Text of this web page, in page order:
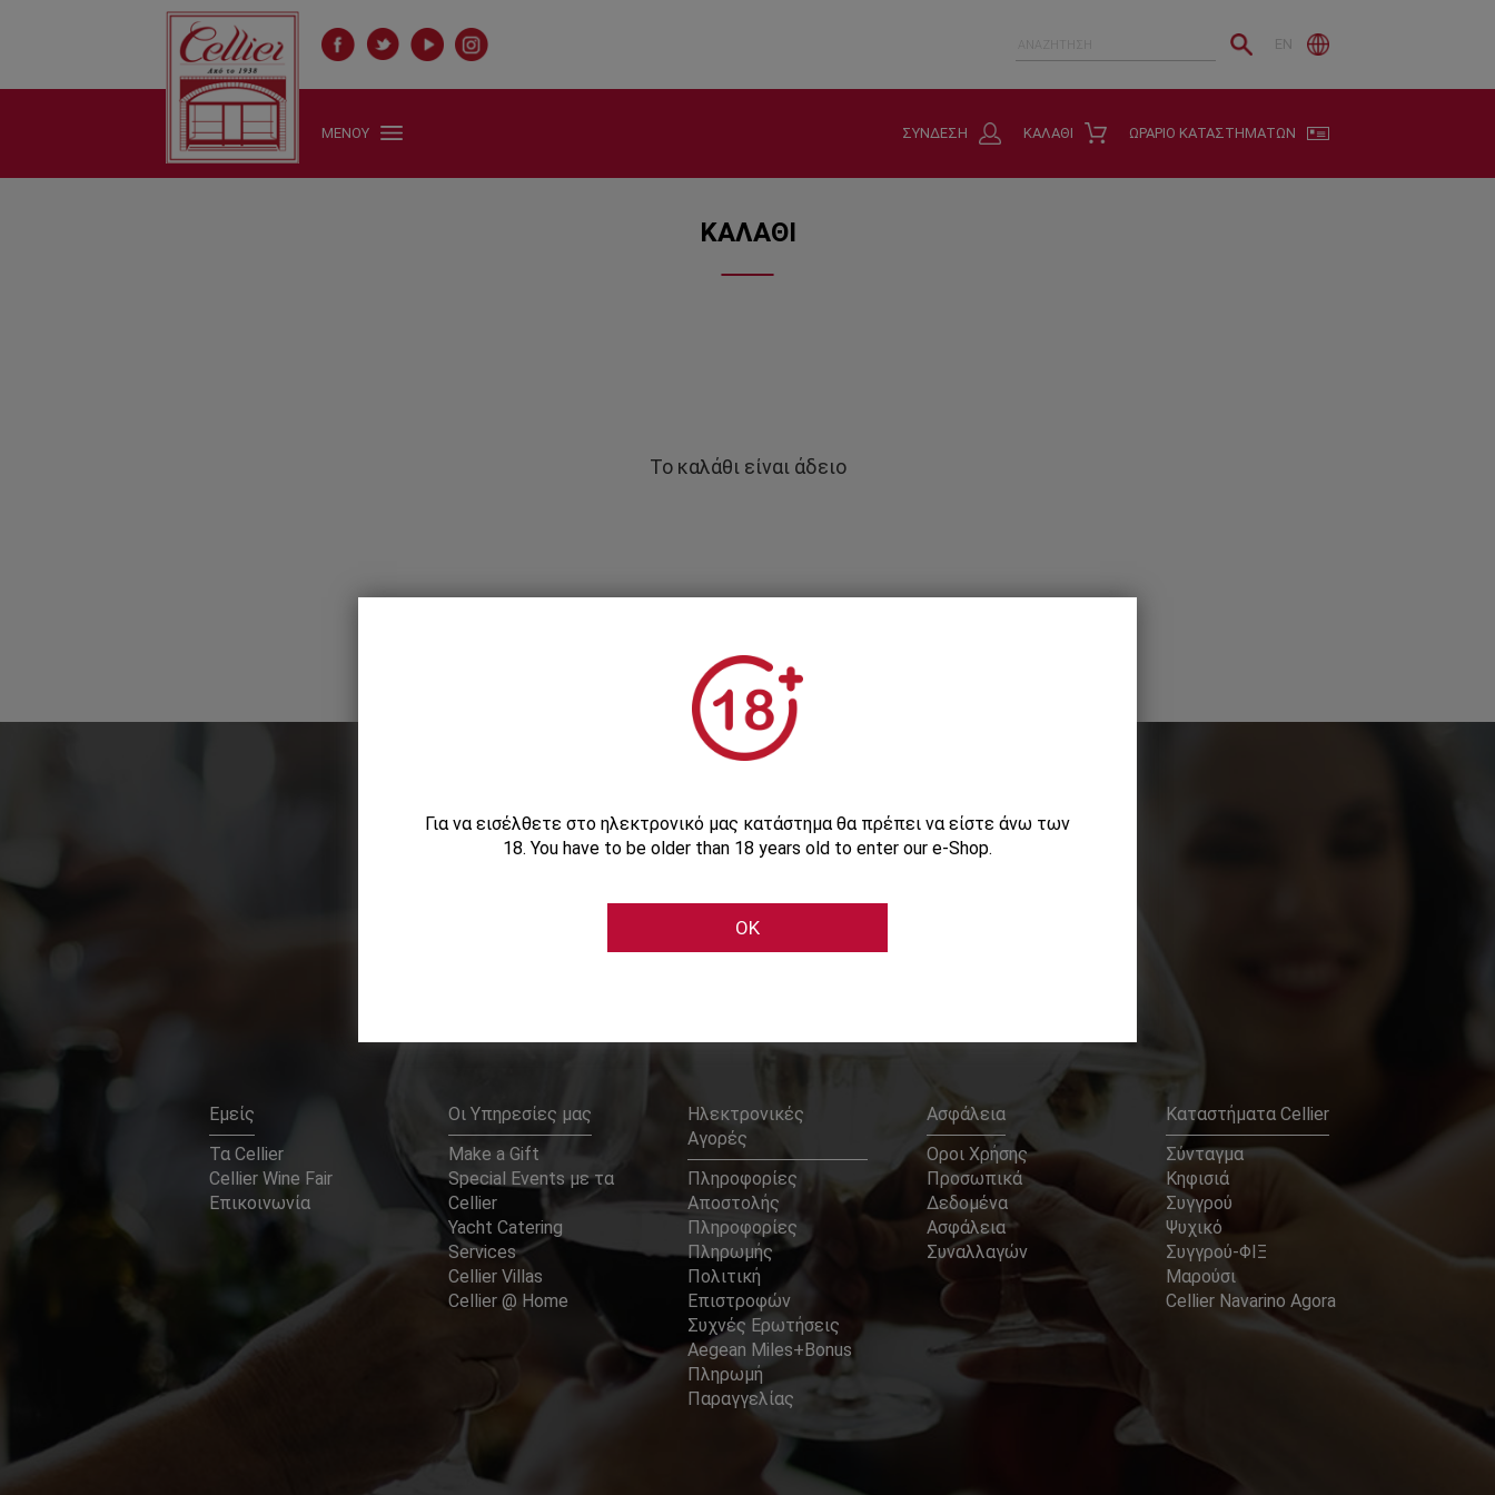
EN
ΜΕΝΟΥ ΩΡΑΡΙΟ ΚΑΤΑΣΤΗΜΑΤΩΝ
ΚΑΛΑΘΙ
ΣΥΝΔΕΣΗ
ΚΑΛΑΘΙ
Το καλάθι είναι άδειο
Εγγραφείτε στο Newsletter μας
Εμείς
Τα Cellier
Cellier Wine Fair
Επικοινωνία
Οι Υπηρεσίες μας
Make a Gift
Special Events με τα
Cellier
Yacht Catering
Services
Cellier Villas
Cellier @ Home
Ηλεκτρονικές
Αγορές
Πληροφορίες
Αποστολής
Πληροφορίες
Πληρωμής
Πολιτική
Επιστροφών
Συχνές Ερωτήσεις
Aegean Miles+Bonus
Πληρωμή
Παραγγελίας
Ασφάλεια
Οροι Χρήσης
Προσωπικά
Δεδομένα
Ασφάλεια
Συναλλαγών
Καταστήματα Cellier
Σύνταγμα
Κηφισιά
Συγγρού
Ψυχικό
Συγγρού-ΦΙΞ
Μαρούσι
Cellier Navarino Agora
Για να εισέλθετε στο ηλεκτρονικό μας κατάστημα θα πρέπει να είστε άνω των
18. You have to be older than 18 years old to enter our e-Shop.
OK